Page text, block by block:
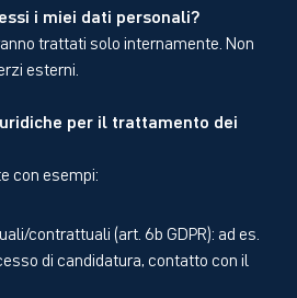
i miei dati personali?
trattati solo internamente. Non
esterni.
per il trattamento dei
con esempi:
contrattuali (art. 6b GDPR): ad es.
di candidatura, contatto con il